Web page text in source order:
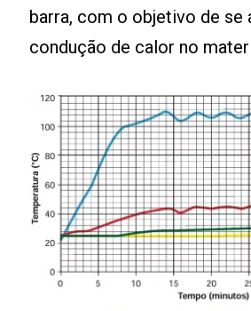
barra, com o objetivo de se
condução de calor no